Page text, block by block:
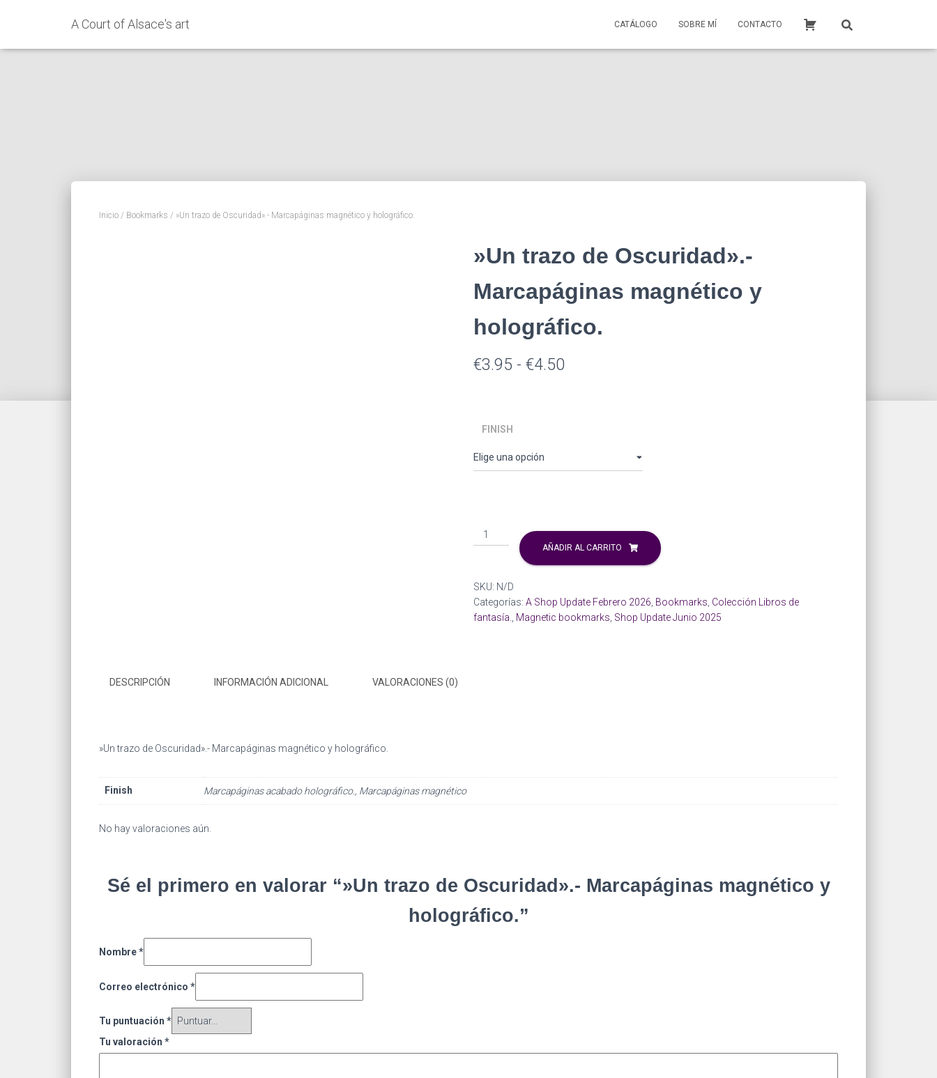
A Court of Alsace's art CATÁLOGO SOBRE MÍ CONTACTO
Inicio / Bookmarks / »Un trazo de Oscuridad».- Marcapáginas magnético y holográfico.
»Un trazo de Oscuridad».-
Marcapáginas magnético y
holográfico.
€3.95 - €4.50
€3.95
FINISH
''Un
trazo
Marcapáginas
magnético
y
AÑADIR AL CARRITO
SKU: N/D
Categorías: A Shop Update Febrero 2026 Bookmarks Colección Libros de
fantasía.
Magnetic bookmarks Shop Update Junio 2025
DESCRIPCIÓN INFORMACIÓN ADICIONAL VALORACIONES (0)
»Un trazo de Oscuridad».- Marcapáginas magnético y holográfico.
Finish Marcapáginas acabado holográfico., Marcapáginas magnético
No hay valoraciones aún.
Sé el primero en valorar “»Un trazo de Oscuridad».- Marcapáginas magnético y
holográfico.”
Nombre*
Correo electrónico *
Tu puntuación *
Tu valoración *